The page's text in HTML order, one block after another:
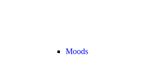
Moods